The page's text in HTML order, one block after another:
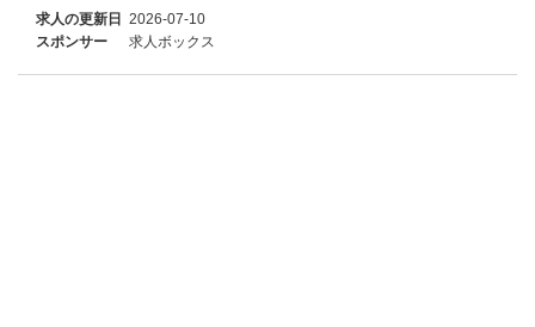
求人の更新日 2026-07-10
スポンサー
求人ボックス